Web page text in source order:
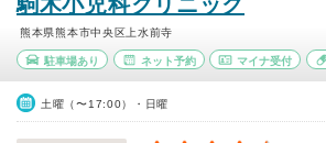
熊本県熊本市中央区上水前寺
駐車場あり ネット予約 マイナ受付
土曜（〜17:00）・日曜